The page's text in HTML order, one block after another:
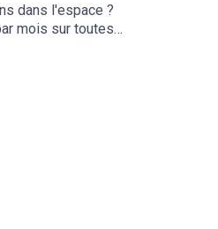
dans l'espace ?
mois sur toutes
à Crissier, dans